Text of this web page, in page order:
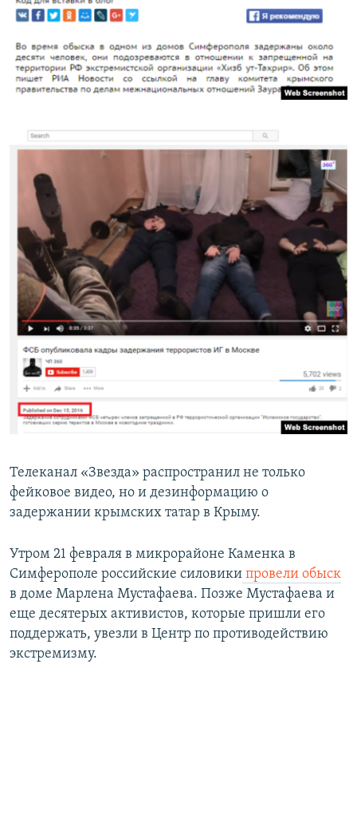
Телеканал «Звезда» распространил не только
фейковое видео, но и дезинформацию о
задержании крымских татар в Крыму.
Утром 21 февраля в микрорайоне Каменка в
Симферополе российские силовики провели обыск
в доме Марлена Мустафаева. Позже Мустафаева и
еще десятерых активистов, которые пришли его
поддержать, увезли в Центр по противодействию
экстремизму.